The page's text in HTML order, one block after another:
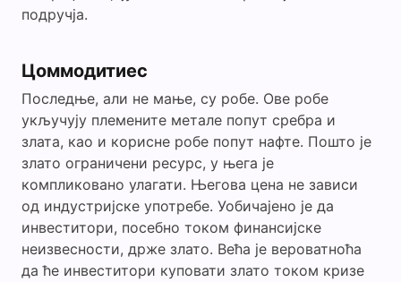
подручја.
Цоммодитиес
Последње, али не мање, су робе. Ове робе
укључују племените метале попут сребра и
злата, као и корисне робе попут нафте. Пошто је
злато ограничени ресурс, у њега је
компликовано улагати. Његова цена не зависи
од индустријске употребе. Уобичајено је да
инвеститори, посебно током финансијске
неизвесности, држе злато. Већа је вероватноћа
да ће инвеститори куповати злато током кризе